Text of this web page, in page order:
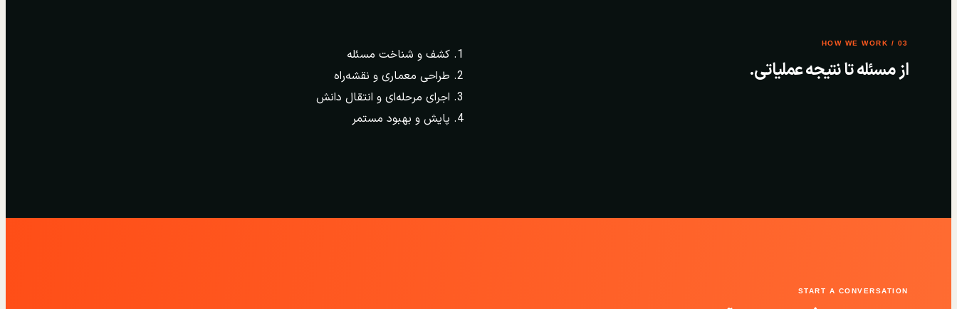
03 / HOW WE WORK
از مسئله تا نتیجه عملیاتی.
کشف و شناخت مسئله
طراحی معماری و نقشه‌راه
اجرای مرحله‌ای و انتقال دانش
پایش و بهبود مستمر
START A CONVERSATION